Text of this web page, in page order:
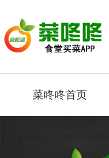
菜咚咚首页